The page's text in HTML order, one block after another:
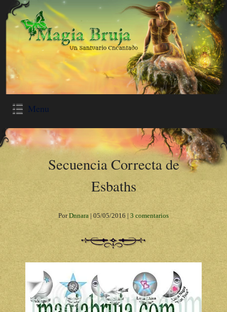
Menu
Secuencia Correcta de
Esbaths
PorDnnara | 05/05/2016 | 3 comentarios